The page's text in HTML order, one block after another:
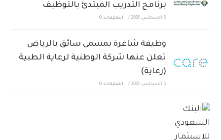
برنامج التدريب المبتدئ بالتوظيف
5 أغسطس، 2026 / التعليقات: 0
وظيفة شاغرة بمسمى سائق بالرياض
تعلن عنها شركة الوطنية لرعاية الطبية
(رعاية)
5 أغسطس، 2026 / التعليقات: 0